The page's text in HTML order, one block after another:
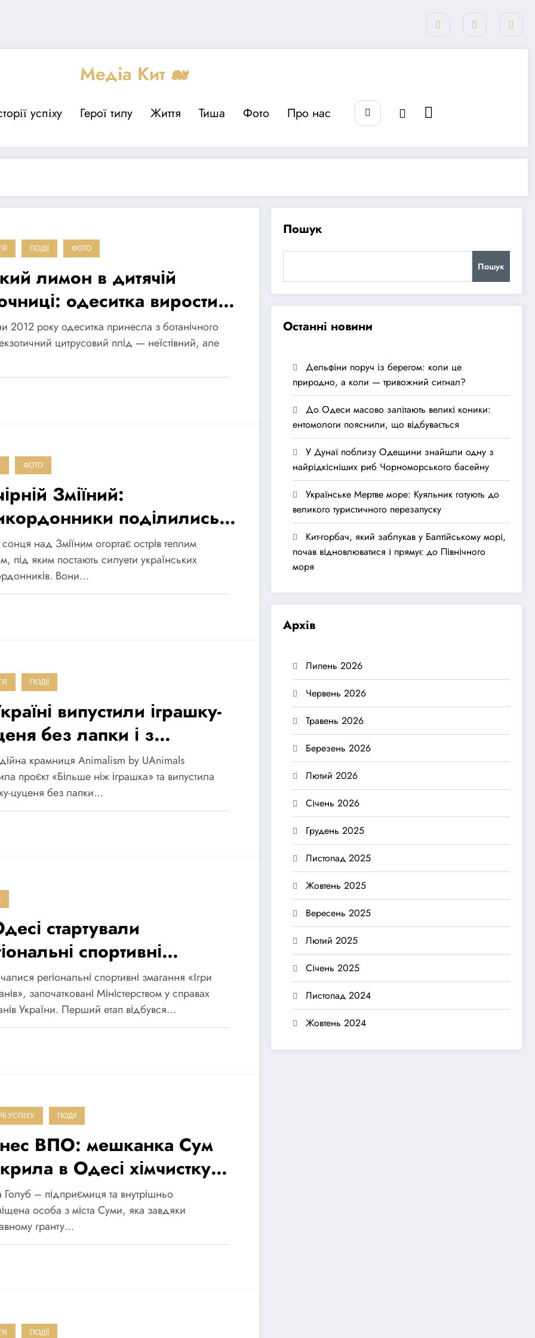
Медіа Кит 🐋
успіху Герої тилу Життя Тиша Фото Про нас
ПОДІЇ ФОТО
лимон в дитячій
одеситка виростила
з насіння та посадила
(фото)
2012 року одеситка принесла з ботанічного
цитрусовий плід — неїстівний, але
ФОТО
Зміїний:
поділились
острова та його
(фото)
над Зміїним огортає острів теплим
під яким постають силуети українських
Вони…
ПОДІЇ
випустили іграшку-
без лапки і з
вухом (фото)
крамниця Animalism by UAnimals
проєкт «Більше ніж іграшка» та випустила
цуценя без лапки…
стартували
спортивні
«Ігри Ветеранів»
регіональні спортивні змагання «Ігри
започатковані Міністерством у справах
України. Перший етап відбувся…
УСПІХУ ПОДІЇ
ВПО: мешканка Сум
в Одесі хімчистку
державному гранту
Голуб – підприємиця та внутрішньо
особа з міста Суми, яка завдяки
гранту…
ПОДІЇ
Пошук
Пошук
Останні новини
Дельфіни поруч із берегом: коли це
природно, а коли — тривожний сигнал?
До Одеси масово залітають великі коники:
ентомологи пояснили, що відбувається
У Дунаї поблизу Одещини знайшли одну з
найрідкісніших риб Чорноморського басейну
Українське Мертве море: Куяльник готують до
великого туристичного перезапуску
Кит-горбач, який заблукав у Балтійському морі,
почав відновлюватися і прямує до Північного
моря
Архів
Липень 2026
Червень 2026
Травень 2026
Березень 2026
Лютий 2026
Січень 2026
Грудень 2025
Листопад 2025
Жовтень 2025
Вересень 2025
Лютий 2025
Січень 2025
Листопад 2024
Жовтень 2024